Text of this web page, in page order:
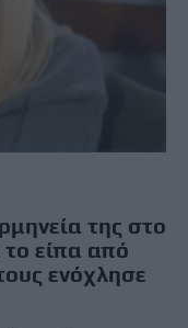
της στο
το είπα από
ενόχλησε